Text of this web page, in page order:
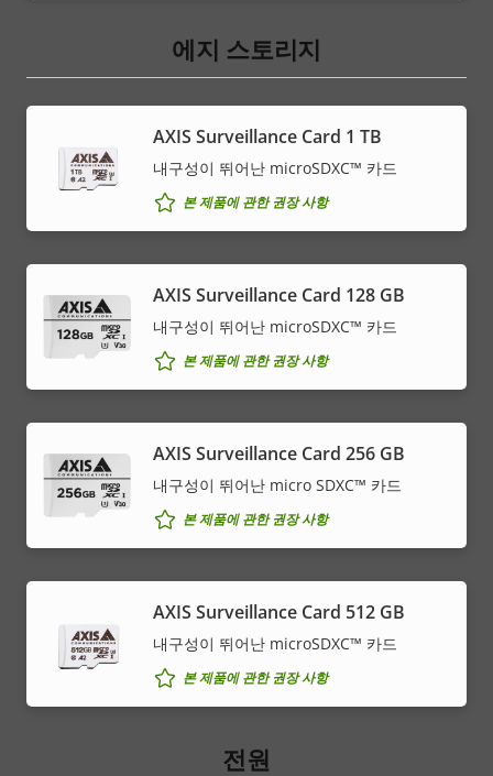
에지 스토리지
AXIS Surveillance Card 1 TB
내구성이 뛰어난 microSDXC™ 카드
본 제품에 관한 권장 사항
AXIS Surveillance Card 128 GB
내구성이 뛰어난 microSDXC™ 카드
본 제품에 관한 권장 사항
AXIS Surveillance Card 256 GB
내구성이 뛰어난 micro SDXC™ 카드
본 제품에 관한 권장 사항
AXIS Surveillance Card 512 GB
내구성이 뛰어난 microSDXC™ 카드
본 제품에 관한 권장 사항
전원